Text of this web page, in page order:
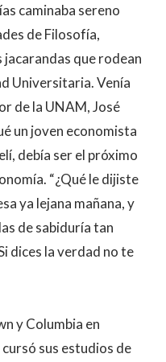
caminaba sereno
de Filosofía,
jacarandas que rodean
Universitaria. Venía
de la UNAM, José
un joven economista
debía ser el próximo
“¿Qué le dijiste
ya lejana mañana, y
de sabiduría tan
dices la verdad no te
y Columbia en
sus estudios de